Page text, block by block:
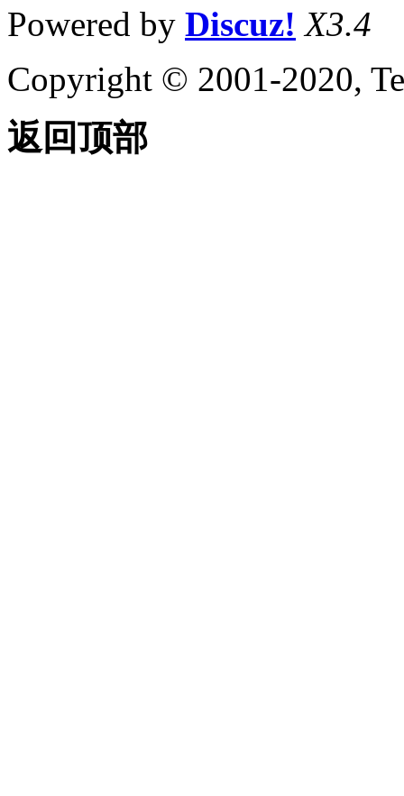
Powered by Discuz! X3.4
Copyright © 2001-2020,
返回顶部